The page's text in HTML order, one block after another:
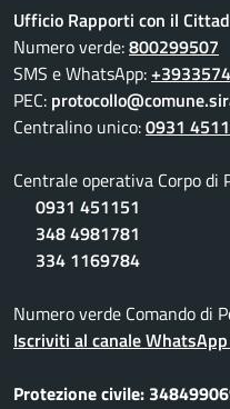
Ufficio Rapporti con il
Numero verde:800299507
SMS e WhatsApp:
PEC:
Centralino unico:0931
Centrale operativa Corpo di
0931 451151
348 4981781
334 1169784
Numero verde Comando di
Iscriviti al canale
Protezione civile: